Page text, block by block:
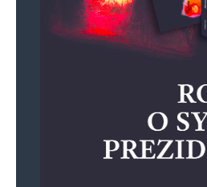
Informujte mě o nových příspěvcích e-mailem.
Alternative: